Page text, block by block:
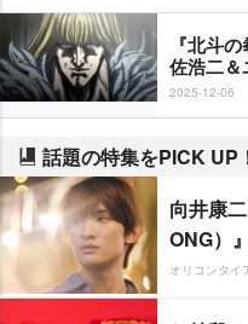
『北斗
佐浩二
2025-12-06
話題の特集をPICK UP
向井康
ONG）』
オリコンタイ